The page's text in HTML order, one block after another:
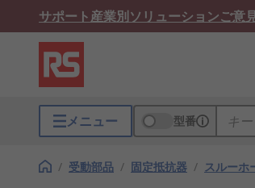
サポート産業別ソリューションご意
メニュー 型番
/ 受動部品 / 固定抵抗器 / スルーホ